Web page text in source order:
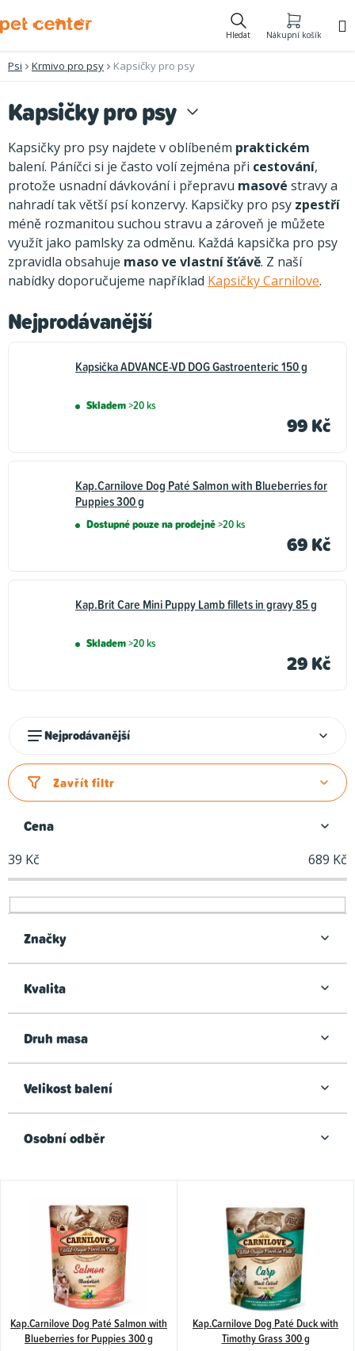
na
Hledat Nákupní košík
Psi Krmivo pro psy Kapsičky pro psy
Kapsičky pro psy
Kapsičky pro psy najdete v oblíbeném praktickém
balení. Páníčci si je často volí zejména při cestování,
protože usnadní dávkování i přepravu masové stravy a
nahradí tak větší psí konzervy. Kapsičky pro psy zpestří
méně rozmanitou suchou stravu a zároveň je můžete
využít jako pamlsky za odměnu. Každá kapsička pro psy
zpravidla obsahuje maso ve vlastní šťávě. Z naší
nabídky doporučujeme například Kapsičky Carnilove.
Nejprodávanější
Kapsička ADVANCE-VD DOG Gastroenteric 150 g
Skladem>20 ks
99 Kč
Kap.Carnilove Dog Paté Salmon with Blueberries for
Puppies 300 g
Dostupné pouze na prodejně>20 ks
69 Kč
Kap.Brit Care Mini Puppy Lamb fillets in gravy 85 g
Skladem>20 ks
29 Kč
z
e
í
p
r
o
u
t
Nejprodávanější
Zavřít filtr
Cena
39 Kč 689 Kč
Značky
Kvalita
Druh masa
Velikost balení
Osobní odběr
r
Kap.Carnilove Dog Paté Salmon with
Blueberries for Puppies 300 g
Kap.Carnilove Dog Paté Duck with
Timothy Grass 300 g